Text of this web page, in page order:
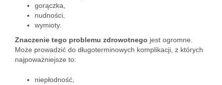
gorączka,
nudności,
wymioty.
Znaczenie tego problemu zdrowotnego jest ogromne.
Może prowadzić do długoterminowych komplikacji, z których
najpoważniejsze to:
niepłodność,